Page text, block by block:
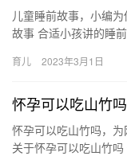
儿童睡前故事，小编
故事 合适小孩讲的睡
育儿 2023年3月1日
怀孕可以吃山竹
怀孕可以吃山竹吗，为
关于怀孕可以吃山竹